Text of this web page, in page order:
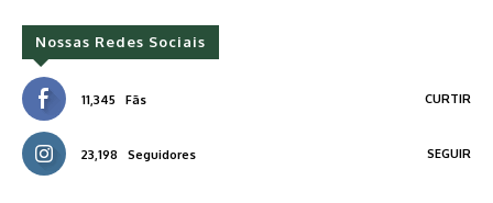
Nossas Redes Sociais
11,345 Fãs CURTIR
23,198 Seguidores SEGUIR